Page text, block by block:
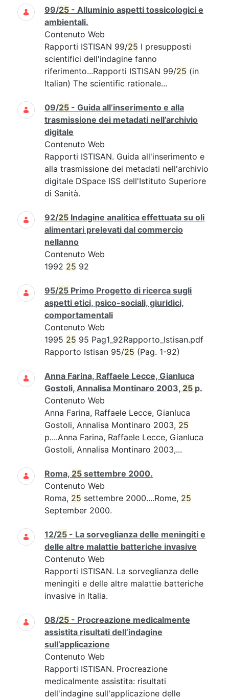
99/25 - Alluminio aspetti tossicologici e
ambientali.
Contenuto Web
Rapporti ISTISAN 99/25 I presupposti
scientifici dell'indagine fanno
riferimento...Rapporti ISTISAN 99/25 (in
Italian) The scientific rationale...
09/25 - Guida all’inserimento e alla
trasmissione dei metadati nell’archivio
digitale
Contenuto Web
Rapporti ISTISAN. Guida all'inserimento e
alla trasmissione dei metadati nell'archivio
digitale DSpace ISS dell'Istituto Superiore
di Sanità.
92/25 Indagine analitica effettuata su oli
alimentari prelevati dal commercio
nellanno
Contenuto Web
1992 25 92
95/25 Primo Progetto di ricerca sugli
aspetti etici, psico-sociali, giuridici,
comportamentali
Contenuto Web
1995 25 95 Pag1_92Rapporto_Istisan.pdf
Rapporto Istisan 95/25 (Pag. 1-92)
Anna Farina, Raffaele Lecce, Gianluca
Gostoli, Annalisa Montinaro 2003, 25 p.
Contenuto Web
Anna Farina, Raffaele Lecce, Gianluca
Gostoli, Annalisa Montinaro 2003, 25
p....Anna Farina, Raffaele Lecce, Gianluca
Gostoli, Annalisa Montinaro 2003,...
Roma, 25 settembre 2000.
Contenuto Web
Roma, 25 settembre 2000....Rome, 25
September 2000.
12/25 - La sorveglianza delle meningiti e
delle altre malattie batteriche invasive
Contenuto Web
Rapporti ISTISAN. La sorveglianza delle
meningiti e delle altre malattie batteriche
invasive in Italia.
08/25 - Procreazione medicalmente
assistita risultati dell’indagine
sull’applicazione
Contenuto Web
Rapporti ISTISAN. Procreazione
medicalmente assistita: risultati
dell'indagine sull'applicazione delle